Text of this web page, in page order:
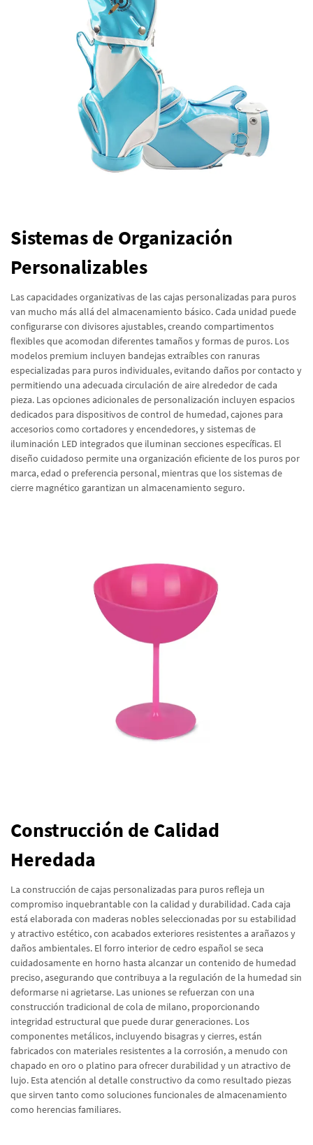
Sistemas de Organización
Personalizables
Las capacidades organizativas de las cajas personalizadas para puros
van mucho más allá del almacenamiento básico. Cada unidad puede
configurarse con divisores ajustables, creando compartimentos
flexibles que acomodan diferentes tamaños y formas de puros. Los
modelos premium incluyen bandejas extraíbles con ranuras
especializadas para puros individuales, evitando daños por contacto y
permitiendo una adecuada circulación de aire alrededor de cada
pieza. Las opciones adicionales de personalización incluyen espacios
dedicados para dispositivos de control de humedad, cajones para
accesorios como cortadores y encendedores, y sistemas de
iluminación LED integrados que iluminan secciones específicas. El
diseño cuidadoso permite una organización eficiente de los puros por
marca, edad o preferencia personal, mientras que los sistemas de
cierre magnético garantizan un almacenamiento seguro.
Construcción de Calidad
Heredada
La construcción de cajas personalizadas para puros refleja un
compromiso inquebrantable con la calidad y durabilidad. Cada caja
está elaborada con maderas nobles seleccionadas por su estabilidad
y atractivo estético, con acabados exteriores resistentes a arañazos y
daños ambientales. El forro interior de cedro español se seca
cuidadosamente en horno hasta alcanzar un contenido de humedad
preciso, asegurando que contribuya a la regulación de la humedad sin
deformarse ni agrietarse. Las uniones se refuerzan con una
construcción tradicional de cola de milano, proporcionando
integridad estructural que puede durar generaciones. Los
componentes metálicos, incluyendo bisagras y cierres, están
fabricados con materiales resistentes a la corrosión, a menudo con
chapado en oro o platino para ofrecer durabilidad y un atractivo de
lujo. Esta atención al detalle constructivo da como resultado piezas
que sirven tanto como soluciones funcionales de almacenamiento
como herencias familiares.